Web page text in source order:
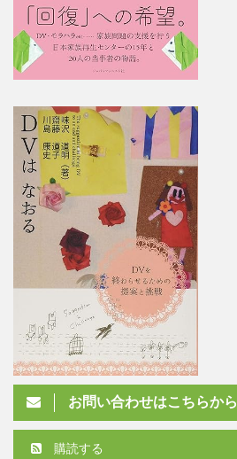
お問い合わせはこちらから
購読する